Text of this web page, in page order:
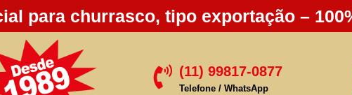
para churrasco, tipo exportação –
 (11) 99817-0877
Telefone / WhatsApp